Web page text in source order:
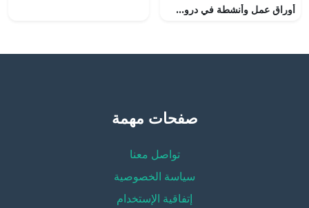
أوراق عمل وأنشطة في دروس سورة القارعة وفضل تعليم القرآن وتعلمه واحترام المسجد
صفحات مهمة
تواصل معنا
سياسة الخصوصية
إتفاقية الإستخدام